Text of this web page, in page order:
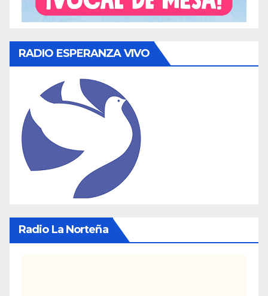
RADIO ESPERANZA VIVO
Radio La Norteña